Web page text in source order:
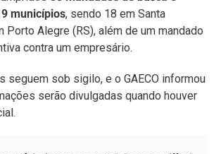
municípios, sendo 18 em Santa
Porto Alegre (RS), além de um mandado
contra um empresário.
seguem sob sigilo, e o GAECO informou
serão divulgadas quando houver